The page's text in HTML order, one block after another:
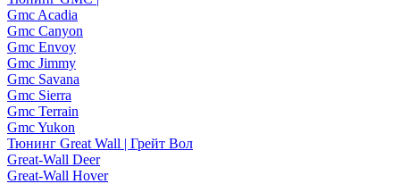
Gmc Acadia
Gmc Canyon
Gmc Envoy
Gmc Jimmy
Gmc Savana
Gmc Sierra
Gmc Terrain
Gmc Yukon
Тюнинг Great Wall | Грейт Вол
Great-Wall Deer
Great-Wall Hover